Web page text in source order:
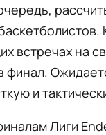
встречах на
финал.
и
Лиги